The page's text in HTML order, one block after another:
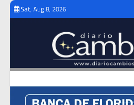
Skip
Sat, Aug 8, 2026